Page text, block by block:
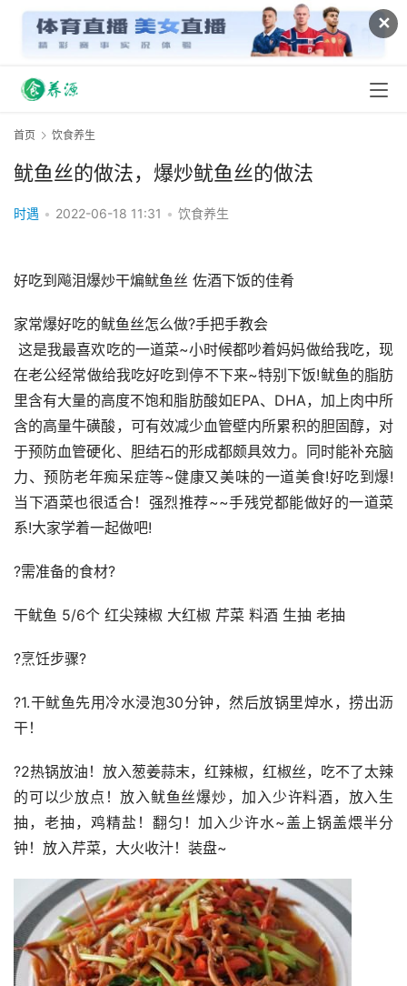
✕
首页 饮食养生
鱿鱼丝的做法，爆炒鱿鱼丝的做法
时遇 • 2022-06-18 11:31 • 饮食养生
好吃到飚泪爆炒干煸鱿鱼丝 佐酒下饭的佳肴
家常爆好吃的鱿鱼丝怎么做?手把手教会
这是我最喜欢吃的一道菜~小时候都吵着妈妈做给我吃，现
在老公经常做给我吃好吃到停不下来~特别下饭!鱿鱼的脂肪
里含有大量的高度不饱和脂肪酸如EPA、DHA，加上肉中所
含的高量牛磺酸，可有效减少血管壁内所累积的胆固醇，对
于预防血管硬化、胆结石的形成都颇具效力。同时能补充脑
力、预防老年痴呆症等~健康又美味的一道美食!好吃到爆!
当下酒菜也很适合！强烈推荐~~手残党都能做好的一道菜
系!大家学着一起做吧!
?需准备的食材?
干鱿鱼 5/6个 红尖辣椒 大红椒 芹菜 料酒 生抽 老抽
?烹饪步骤?
?1.干鱿鱼先用冷水浸泡30分钟，然后放锅里焯水，捞出沥
干！
?2热锅放油！放入葱姜蒜末，红辣椒，红椒丝，吃不了太辣
的可以少放点！放入鱿鱼丝爆炒，加入少许料酒，放入生
抽，老抽，鸡精盐！翻匀！加入少许水~盖上锅盖煨半分
钟！放入芹菜，大火收汁！装盘~